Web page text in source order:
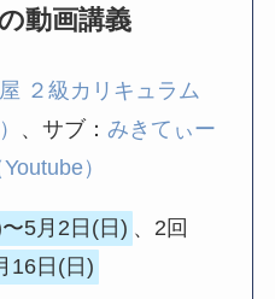
動画講義
２級カリキュラム
、サブ：みきてぃー
）
5月2日(日) 、2回
16日(日)